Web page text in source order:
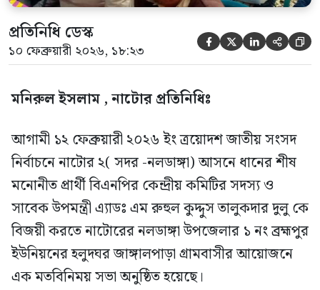
প্রতিনিধি ডেস্ক
১০ ফেব্রুয়ারী ২০২৬, ১৮:২৩     
মনিরুল ইসলাম , নাটোর প্রতিনিধিঃ
‎আগামী ১২ ফেব্রুয়ারী ২০২৬ ইং ত্রয়োদশ জাতীয় সংসদ
নির্বাচনে নাটোর ২( সদর -নলডাঙ্গা) আসনে ধানের শীষ
মনোনীত প্রার্থী বিএনপির কেন্দ্রীয় কমিটির সদস্য ও
সাবেক উপমন্ত্রী এ্যাডঃ এম রুহুল কুদ্দুস তালুকদার দুলু কে
বিজয়ী করতে নাটোরের নলডাঙ্গা উপজেলার ১ নং ব্রহ্মপুর
ইউনিয়নের হলুদঘর জাঙ্গালপাড়া গ্রামবাসীর আয়োজনে
এক মতবিনিময় সভা অনুষ্ঠিত হয়েছে।